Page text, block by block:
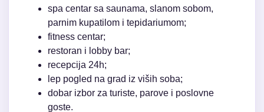
spa centar sa saunama, slanom sobom,
parnim kupatilom i tepidariumom;
fitness centar;
restoran i lobby bar;
recepcija 24h;
lep pogled na grad iz viših soba;
dobar izbor za turiste, parove i poslovne
goste.